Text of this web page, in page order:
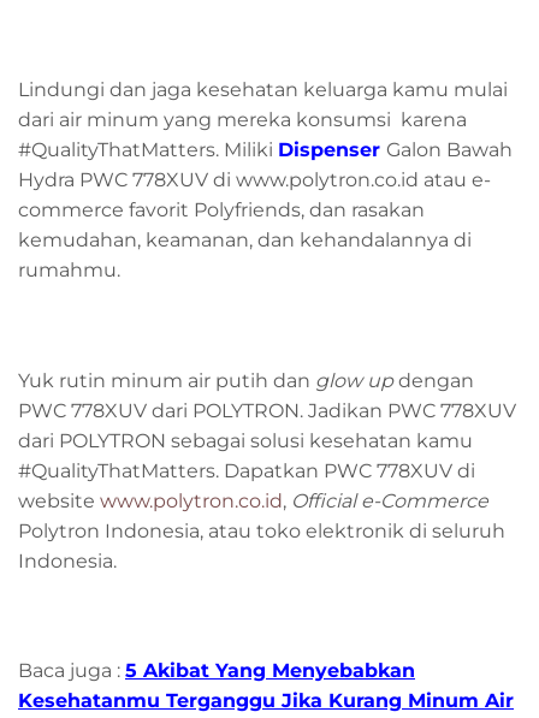
Lindungi dan jaga kesehatan keluarga kamu mulai
dari air minum yang mereka konsumsi karena
#QualityThatMatters. Miliki Dispenser Galon Bawah
Hydra PWC 778XUV di www.polytron.co.id atau e-
commerce favorit Polyfriends, dan rasakan
kemudahan, keamanan, dan kehandalannya di
rumahmu.
Yuk rutin minum air putih dan glow updengan
PWC 778XUV dari POLYTRON. Jadikan PWC 778XUV
dari POLYTRON sebagai solusi kesehatan kamu
#QualityThatMatters. Dapatkan PWC 778XUV di
website www.polytron.co.id, Official e-Commerce
Polytron Indonesia, atau toko elektronik di seluruh
Indonesia.
Baca juga : 5 Akibat Yang Menyebabkan
Kesehatanmu Terganggu Jika Kurang Minum Air